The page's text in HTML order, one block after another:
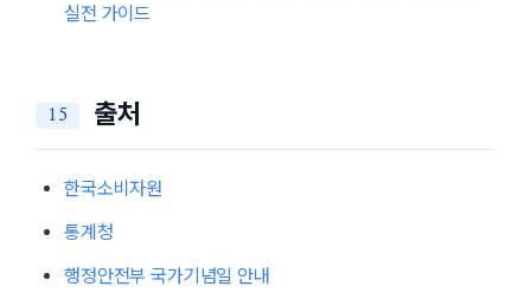
실전 가이드
출처
한국소비자원
통계청
행정안전부 국가기념일 안내